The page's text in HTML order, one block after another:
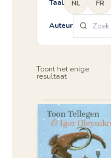
Taal NL FR
Auteur
Toont het enige
resultaat